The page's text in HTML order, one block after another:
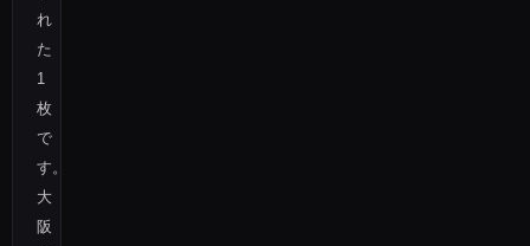
れ
た
1
枚
で
す。
大
阪